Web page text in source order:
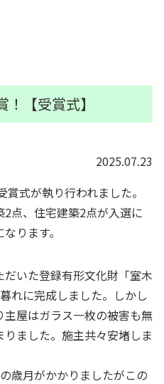
【受賞式】
2025.07.23
式が執り行われました。
点、住宅建築2点が入選に
ります。
いた登録有形文化財「室木
れに完成しました。しかし
屋はガラス一枚の被害も無
ました。施主共々安堵しま
歳月がかかりましたがこの